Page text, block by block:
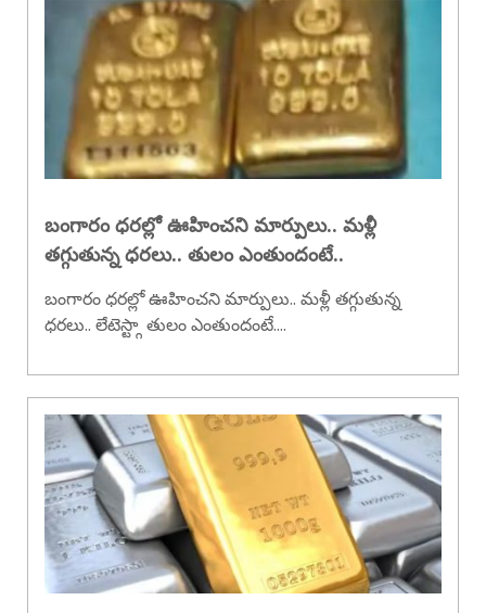
బంగారం ధరల్లో ఊహించని మార్పులు.. మళ్లీ
తగ్గుతున్న ధరలు.. తులం ఎంతుందంటే..
బంగారం ధరల్లో ఊహించని మార్పులు.. మళ్లీ తగ్గుతున్న
ధరలు.. లేటెస్ట్గా తులం ఎంతుందంటే....